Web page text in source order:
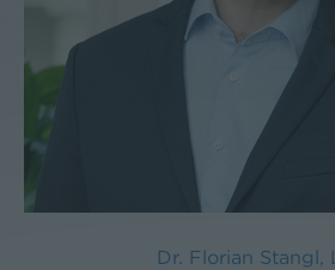
Dr. Florian Stangl,